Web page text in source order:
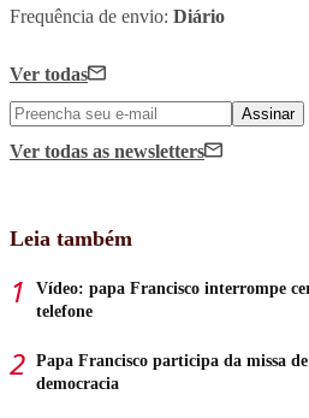
Frequência de envio: Diário
Ver todas
Assinar
Ver todas as newsletters
Leia também
Vídeo: papa Francisco interrompe
telefone
Papa Francisco participa da missa de
democracia